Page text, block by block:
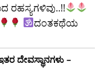
ರಹಸ್ಯಗಳಿವು..!!
ದಂತಕಥೆಯ
ದೇವಸ್ಥಾನಗಳು –